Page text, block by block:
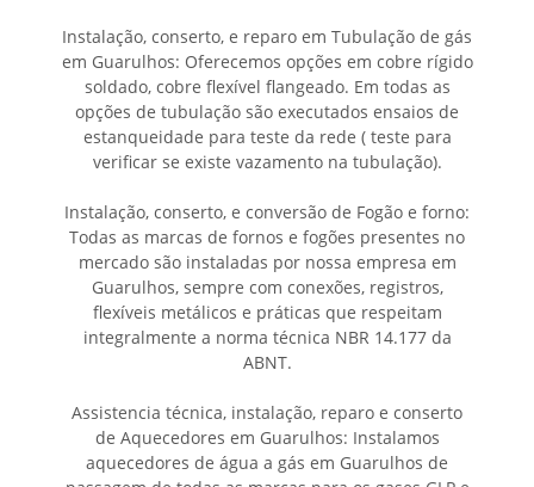
Instalação, conserto, e reparo em Tubulação de gás
em Guarulhos: Oferecemos opções em cobre rígido
soldado, cobre flexível flangeado. Em todas as
opções de tubulação são executados ensaios de
estanqueidade para teste da rede ( teste para
verificar se existe vazamento na tubulação).
Instalação, conserto, e conversão de Fogão e forno:
Todas as marcas de fornos e fogões presentes no
mercado são instaladas por nossa empresa em
Guarulhos, sempre com conexões, registros,
flexíveis metálicos e práticas que respeitam
integralmente a norma técnica NBR 14.177 da
ABNT.
Assistencia técnica, instalação, reparo e conserto
de Aquecedores em Guarulhos: Instalamos
aquecedores de água a gás em Guarulhos de